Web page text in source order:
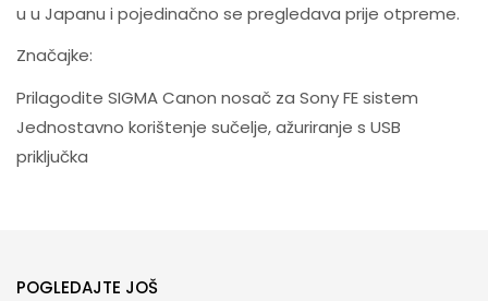
u u Japanu i pojedinačno se pregledava prije otpreme.
Značajke:
Prilagodite SIGMA Canon nosač za Sony FE sistem
Jednostavno korištenje sučelje, ažuriranje s USB
priključka
POGLEDAJTE JOŠ